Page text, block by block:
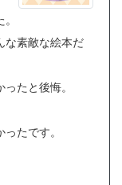
な素敵な絵本だ
たと後悔。
たです。